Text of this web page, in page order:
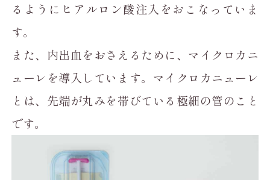
るようにヒアルロン酸注入をおこなっていま
す。
また、内出血をおさえるために、マイクロカニ
ューレを導入しています。マイクロカニューレ
とは、先端が丸みを帯びている極細の管のこと
です。